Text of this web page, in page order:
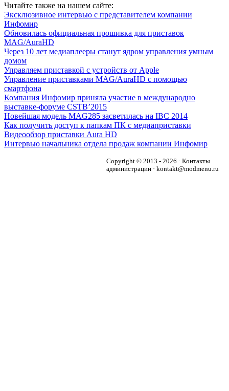
Читайте также на нашем сайте:
Эксклюзивное интервью с представителем компании
Инфомир
Обновилась официальная прошивка для приставок
MAG/AuraHD
Через 10 лет медиаплееры станут ядром управления умным
домом
Управляем приставкой с устройств от Apple
Управление приставками MAG/AuraHD с помощью
смартфона
Компания Инфомир приняла участие в международно
выставке-форуме CSTB’2015
Новейшая модель MAG285 засветилась на IBC 2014
Как получить доступ к папкам ПК с медиаприставки
Видеообзор приставки Aura HD
Интервью начальника отдела продаж компании Инфомир
Copyright © 2013 - 2026 · Контакты
администрации · kontakt@modmenu.ru